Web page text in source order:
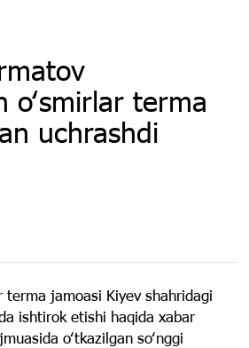
oʻsmirlar terma
uchrashdi
terma jamoasi Kiyev shahridagi
ishtirok etishi haqida xabar
oʻtkazilgan soʻnggi